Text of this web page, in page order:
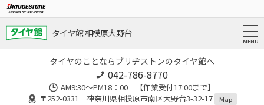
タイヤ館 相模原大野台
タイヤのことならブリヂストンのタイヤ館へ
042-786-8770
AM9:30～PM18：00 【作業受付17:00まで】
〒252-0331 神奈川県相模原市南区大野台3-32-17
Map